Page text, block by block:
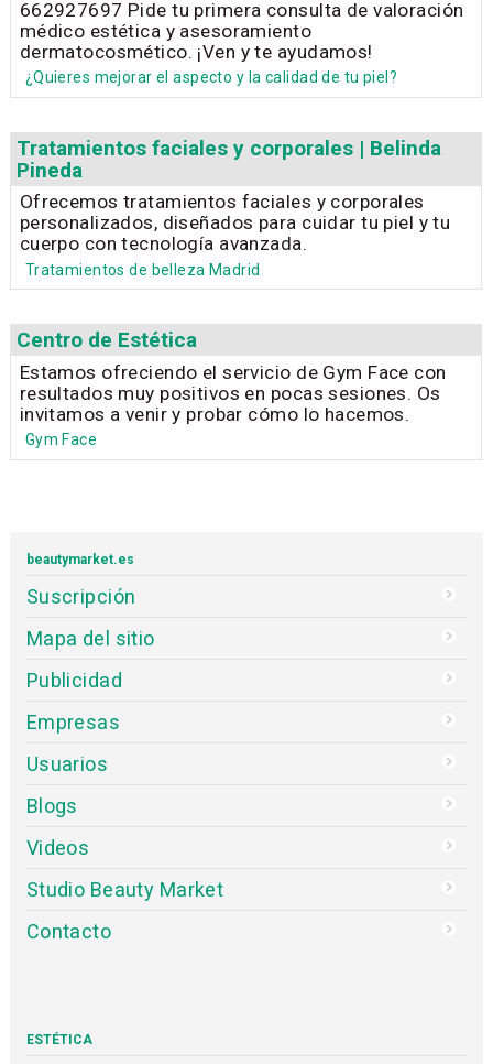
662927697 Pide tu primera consulta de valoración
médico estética y asesoramiento
dermatocosmético. ¡Ven y te ayudamos!
¿Quieres mejorar el aspecto y la calidad de tu piel?
Tratamientos faciales y corporales | Belinda
Pineda
Ofrecemos tratamientos faciales y corporales
personalizados, diseñados para cuidar tu piel y tu
cuerpo con tecnología avanzada.
Tratamientos de belleza Madrid
Centro de Estética
Estamos ofreciendo el servicio de Gym Face con
resultados muy positivos en pocas sesiones. Os
invitamos a venir y probar cómo lo hacemos.
Gym Face
beautymarket.es
Suscripción
Mapa del sitio
Publicidad
Empresas
Usuarios
Blogs
Videos
Studio Beauty Market
Contacto
ESTÉTICA